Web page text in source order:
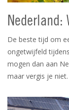
De beste tijd om
ongetwijfeld
mogen dan aan
maar vergis je niet.